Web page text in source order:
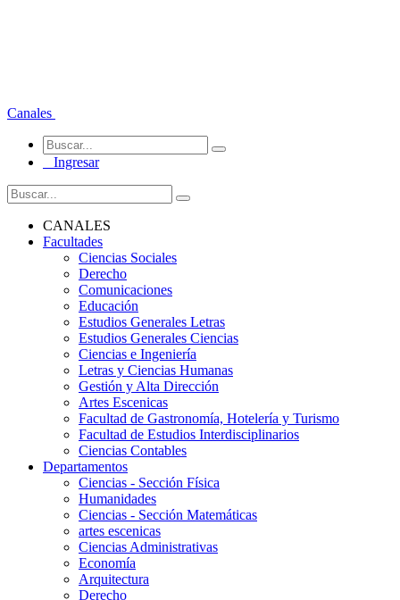
Canales
Ingresar
CANALES
Facultades
Ciencias Sociales
Derecho
Comunicaciones
Educación
Estudios Generales Letras
Estudios Generales Ciencias
Ciencias e Ingeniería
Letras y Ciencias Humanas
Gestión y Alta Dirección
Artes Escenicas
Facultad de Gastronomía, Hotelería y Turismo
Facultad de Estudios Interdisciplinarios
Ciencias Contables
Departamentos
Ciencias - Sección Física
Humanidades
Ciencias - Sección Matemáticas
artes escenicas
Ciencias Administrativas
Economía
Arquitectura
Derecho